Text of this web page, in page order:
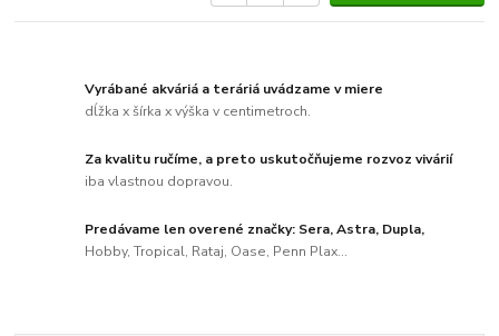
Vyrábané akváriá a teráriá uvádzame v miere
dĺžka x šírka x výška v centimetroch.
Za kvalitu ručíme, a preto uskutočňujeme rozvoz vivárií
iba vlastnou dopravou.
Predávame len overené značky: Sera, Astra, Dupla,
Hobby, Tropical, Rataj, Oase, Penn Plax...